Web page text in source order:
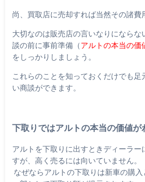
尚、買取店に売却すれば当然その諸費
大切なのは販売店の言いなりにならな
談の前に事前準備（アルトの本当の価
をしっかりしましょう。
これらのことを知っておくだけでも足
い商談ができます。
下取りではアルトの本当の価値が
アルトを下取りに出すときディーラー
すが、高く売るには向いていません。
なぜならアルトの下取りは新車の購